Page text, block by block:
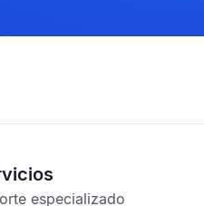
especializado